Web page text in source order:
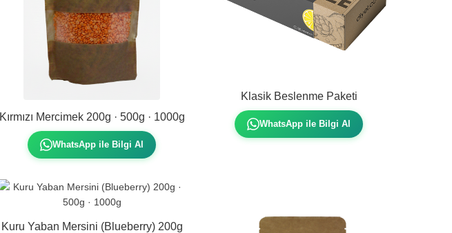
Kırmızı Mercimek 200g · 500g · 1000g
WhatsApp ile Bilgi Al
Klasik Beslenme Paketi
WhatsApp ile Bilgi Al
Kuru Yaban Mersini (Blueberry) 200g